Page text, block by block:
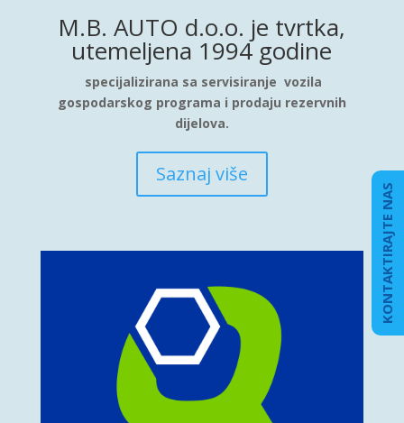
M.B. AUTO d.o.o. je tvrtka,
utemeljena 1994 godine
specijalizirana sa servisiranje vozila
gospodarskog programa i prodaju rezervnih
dijelova.
Saznaj više
KONTAKTIRAJTE NAS